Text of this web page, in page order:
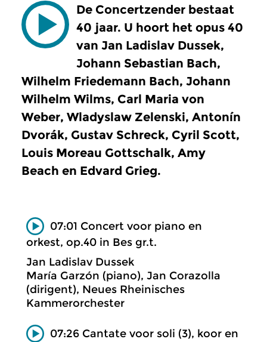
De Concertzender bestaat
40 jaar. U hoort het opus 40
van Jan Ladislav Dussek,
Johann Sebastian Bach,
Wilhelm Friedemann Bach, Johann
Wilhelm Wilms, Carl Maria von
Weber, Wladyslaw Zelenski, Antonín
Dvorák, Gustav Schreck, Cyril Scott,
Louis Moreau Gottschalk, Amy
Beach en Edvard Grieg.
07:01 Concert voor piano en
orkest, op.40 in Bes gr.t.
Jan Ladislav Dussek
María Garzón (piano), Jan Corazolla
(dirigent), Neues Rheinisches
Kammerorchester
07:26 Cantate voor soli (3), koor en